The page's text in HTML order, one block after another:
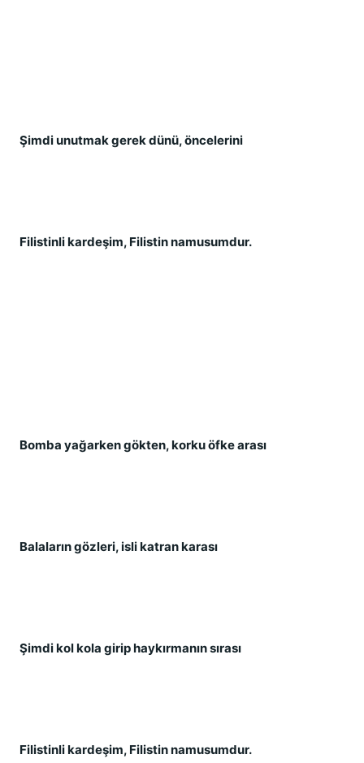
Şimdi unutmak gerek dünü, öncelerini
Filistinli kardeşim, Filistin namusumdur.
Bomba yağarken gökten, korku öfke arası
Balaların gözleri, isli katran karası
Şimdi kol kola girip haykırmanın sırası
Filistinli kardeşim, Filistin namusumdur.